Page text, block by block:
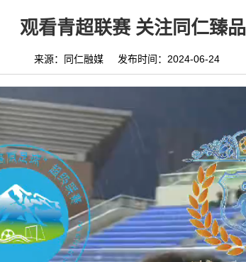
观看青超联赛 关注同仁臻品
来源：同仁融媒 发布时间：2024-06-24